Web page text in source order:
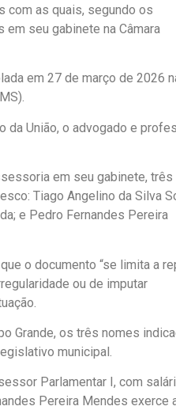
com as quais, segundo os
seu gabinete na Câmara
em 27 de março de 2026
da União, o advogado e
em seu gabinete, três
Tiago Angelino da Silva
e Pedro Fernandes Pereira
o documento “se limita a
ou de imputar
Grande, os três nomes
municipal.
Parlamentar I, com
Pereira Mendes exerce